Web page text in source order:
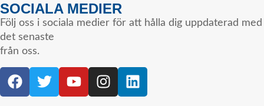
SOCIALA MEDIER
Följ oss i sociala medier för att hålla dig uppdaterad med
det senaste
från oss.